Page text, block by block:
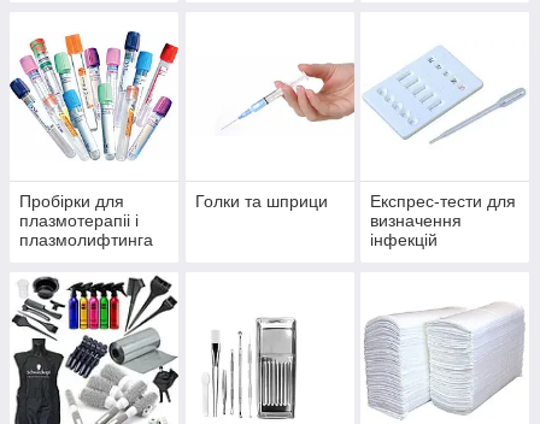
Пробірки для
плазмотерапіі і
плазмолифтинга
Голки та шприци
Експрес-тести для
визначення
інфекцій